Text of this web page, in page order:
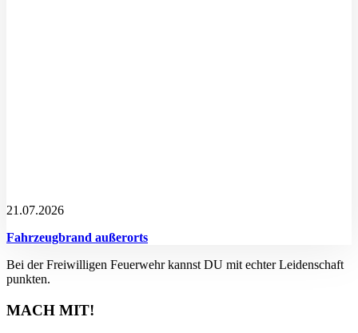
21.07.2026
Fahrzeugbrand außerorts
Bei der Freiwilligen Feuerwehr kannst DU mit echter Leidenschaft
punkten.
MACH MIT!